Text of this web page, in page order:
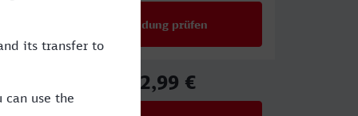
Verbindung prüfen
92,99 €